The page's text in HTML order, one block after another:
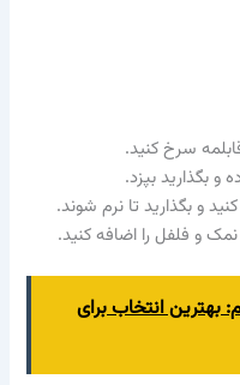
سرخ کنید.
و بگذارید بپزد.
و بگذارید تا نرم شوند.
و فلفل را اضافه کنید.
بهترین انتخاب برای